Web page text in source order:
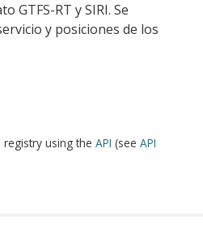
GTFS-RT y SIRI. Se
y posiciones de los
registry using the API (see API